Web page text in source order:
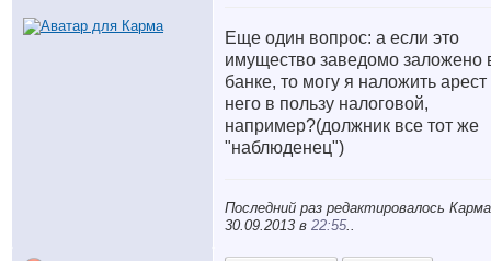
Еще один вопрос: а если это
имущество заведомо заложено
банке, то могу я наложить арест
него в пользу налоговой,
например?(должник все тот же
"наблюденец")
Последний раз редактировалось
30.09.2013 в 22:55..